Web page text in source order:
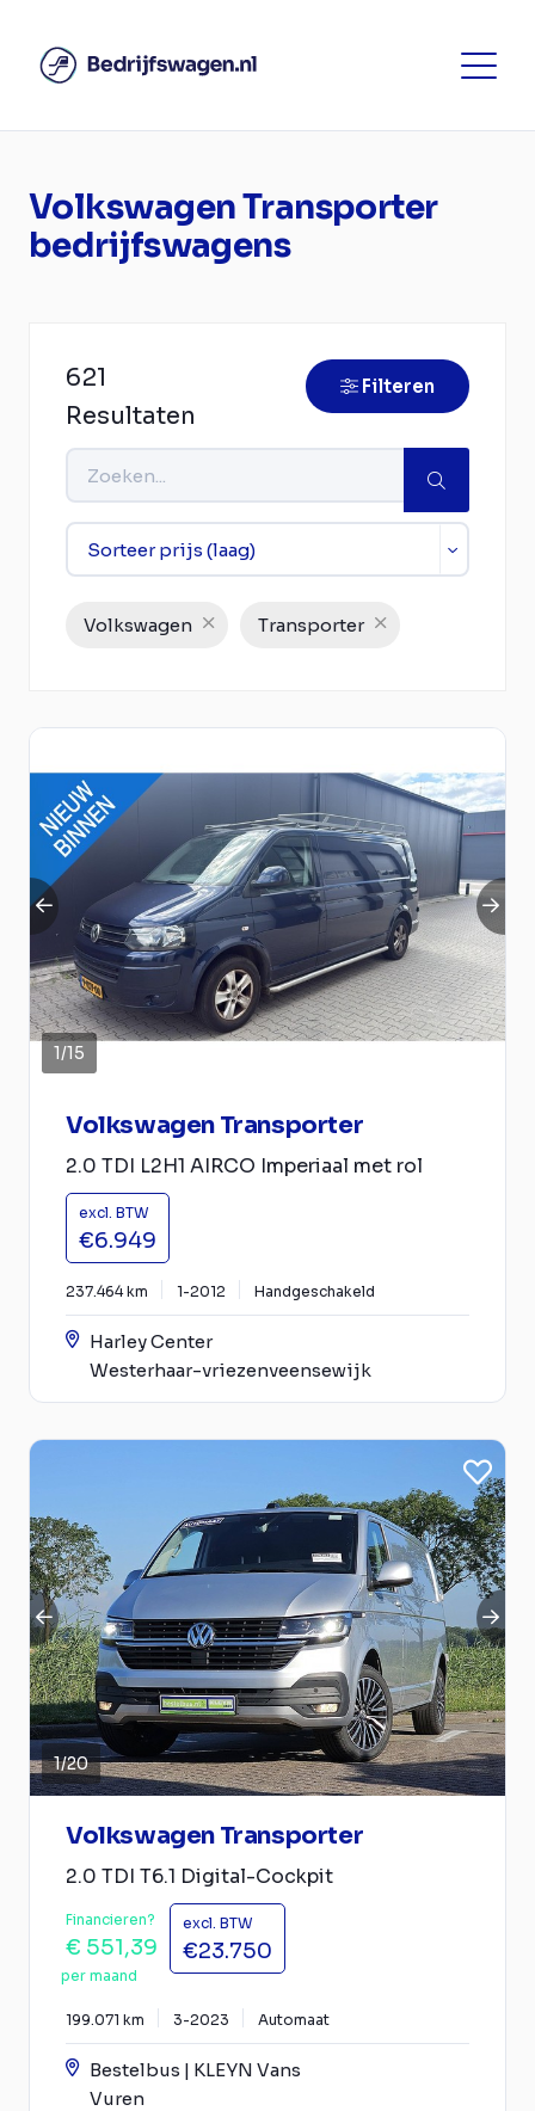
Volkswagen Transporter
bedrijfswagens
621
Resultaten
Filteren
Volkswagen Transporter
1/15
Volkswagen Transporter
2.0 TDI L2H1 AIRCO Imperiaal met rol
excl. BTW
€6.949
237.464 km 1-2012 Handgeschakeld
Harley Center
Westerhaar-vriezenveensewijk
1/20
Volkswagen Transporter
2.0 TDI T6.1 Digital-Cockpit
Financieren?
€ 551,39
per maand
excl. BTW
€23.750
199.071 km 3-2023 Automaat
Bestelbus | KLEYN Vans
Vuren